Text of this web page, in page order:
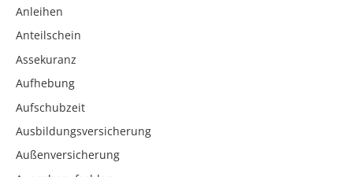
Anleihen
Anteilschein
Assekuranz
Aufhebung
Aufschubzeit
Ausbildungsversicherung
Außenversicherung